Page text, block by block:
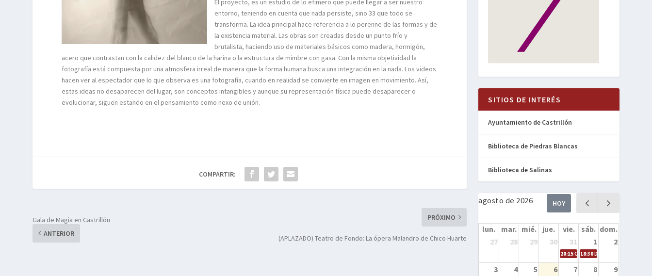
entorno, teniendo en cuenta que nada persiste, sino 33 que todo se
transforma. La idea principal hace referencia a lo perenne de las formas y de
la existencia material. Las obras son creadas desde un punto frío y
brutalista, haciendo uso de materiales básicos como madera, hormigón,
acero que contrastan con la calidez del blanco de la harina o la estructura de mimbre con gasa. Con la misma objetividad la
fotografía está compuesta por una atmosfera irreal de manera que la forma humana busca una integración en la nada. Los videos
hacen ver al espectador que lo que observa es una fotografía, cuando en realidad se convierte en imagen en movimiento. Así,
estas ideas no desaparecen del lugar, son conceptos intangibles y aunque su representación física puede desaparecer o
evolucionar, siguen estando en el pensamiento como nexo de unión.
COMPARTIR:
Gala de Magia en Castrillón
ANTERIOR
PRÓXIMO
(APLAZADO) Teatro de Fondo: La ópera Malandro de Chico Huarte
SITIOS DE INTERÉS
Ayuntamiento de Castrillón
Biblioteca de Piedras Blancas
Biblioteca de Salinas
agosto de 2026 HOY
lun. mar. mié. jue. vie. sáb. dom.
27
28 29 30 31 1 2
20:15Cine en la calle – Cómo
18:30Danza – Cita en el
3 4 5 6 7 8 9